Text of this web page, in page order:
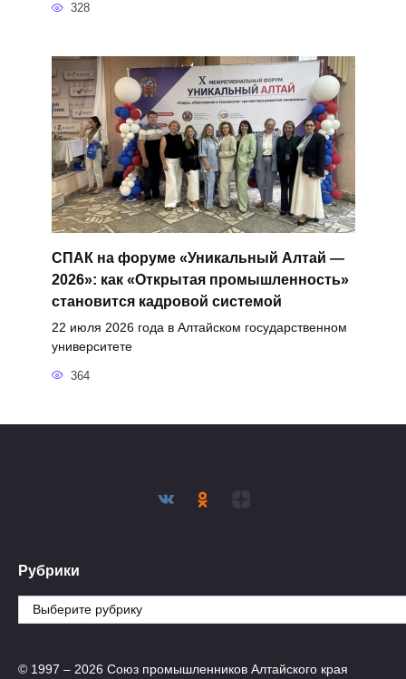
328
СПАК на форуме «Уникальный Алтай —
2026»: как «Открытая промышленность»
становится кадровой системой
22 июля 2026 года в Алтайском государственном
университете
364
Рубрики
Рубрики
© 1997 – 2026 Союз промышленников Алтайского края